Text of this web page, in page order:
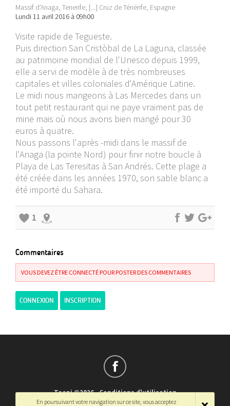
Massif d'Anaga, Tenerife, [...] Cruz de Ténérife, Espagne
Lundi 11 avril 2016 à 09h00
Visite rapide de Tegueste.
Puis direction San Cristòbal de La Laguna, classée
au patrimoine mondial de l'Unesco depuis 1999,
elle a servi de modèle à de très nombreuses
capitales et villes coloniales d'Amérique Latine.
Le midi nous mangeons à Las Mercedes dans un
tout petit restaurant qui ne paye vraiment pas de
mine mais où nous avons bien mangé pour 30
euros à quatre.
Nous passons l'après -midi dans le massif de
l'Anaga (la pointe Nord) pour finir notre boucle à
Playa de Las Teresitas à San Andrés. Cette plage a
été créée dans les années 1970, son sable blanc a
été importé du Sahara.
1
Commentaires
VOUS DEVEZ ÊTRE CONNECTÉ POUR POSTER DES COMMENTAIRES
CONNEXION INSCRIPTION
Teepi ©2026-Conditions d'utilisation
En poursuivant votre navigation sur ce site, vous acceptez